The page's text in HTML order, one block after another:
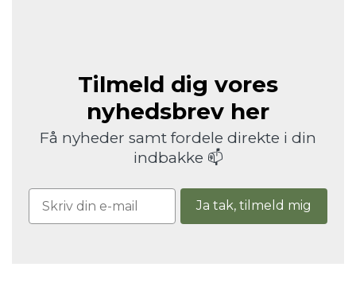
Tilmeld dig vores
nyhedsbrev her
Få nyheder samt fordele direkte i din
indbakke 📫
Ja tak, tilmeld mig